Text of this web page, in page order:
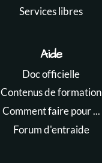
Services libres
Aide
Doc officielle
Contenus de formation
Comment faire pour ...
Forum d'entraide